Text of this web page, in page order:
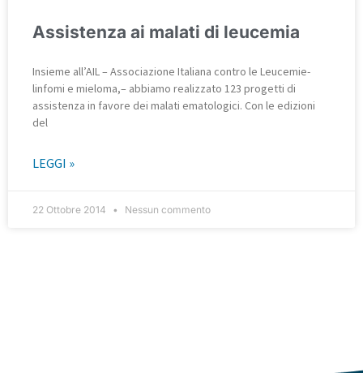
Assistenza ai malati di leucemia
Insieme all’AIL – Associazione Italiana contro le Leucemie-
linfomi e mieloma,– abbiamo realizzato 123 progetti di
assistenza in favore dei malati ematologici. Con le edizioni
del
LEGGI »
22 Ottobre 2014 Nessun commento